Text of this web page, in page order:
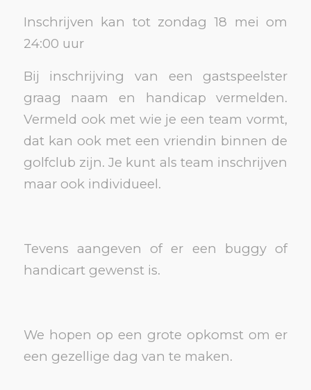
Inschrijven kan tot zondag 18 mei om
24:00 uur
Bij inschrijving van een gastspeelster
graag naam en handicap vermelden.
Vermeld ook met wie je een team vormt,
dat kan ook met een vriendin binnen de
golfclub zijn. Je kunt als team inschrijven
maar ook individueel.
Tevens aangeven of er een buggy of
handicart gewenst is.
We hopen op een grote opkomst om er
een gezellige dag van te maken.